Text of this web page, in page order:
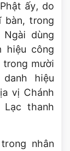
ấy, do
bàn, trong
dùng
hiệu công
mười
hiệu
vị Chánh
thanh
nhân